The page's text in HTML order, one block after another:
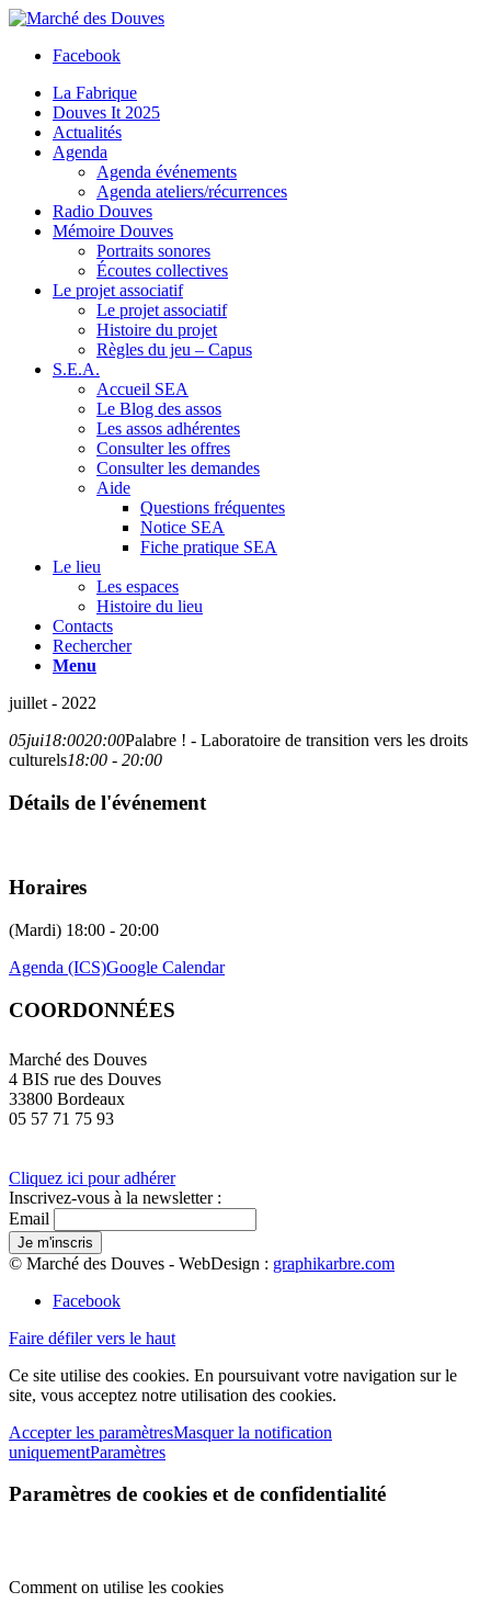
Facebook
La Fabrique
Douves It 2025
Actualités
Agenda
Agenda événements
Agenda ateliers/récurrences
Radio Douves
Mémoire Douves
Portraits sonores
Écoutes collectives
Le projet associatif
Le projet associatif
Histoire du projet
Règles du jeu – Capus
S.E.A.
Accueil SEA
Le Blog des assos
Les assos adhérentes
Consulter les offres
Consulter les demandes
Aide
Questions fréquentes
Notice SEA
Fiche pratique SEA
Le lieu
Les espaces
Histoire du lieu
Contacts
Rechercher
Menu
juillet - 2022
05jui18:0020:00Palabre ! - Laboratoire de transition vers les droits
culturels18:00 - 20:00
Détails de l'événement
Horaires
(Mardi) 18:00 - 20:00
Agenda (ICS)Google Calendar
COORDONNÉES
Marché des Douves
4 BIS rue des Douves
33800 Bordeaux
05 57 71 75 93
Cliquez ici pour adhérer
Inscrivez-vous à la newsletter :
Email
© Marché des Douves - WebDesign : graphikarbre.com
Facebook
Faire défiler vers le haut
Ce site utilise des cookies. En poursuivant votre navigation sur le
site, vous acceptez notre utilisation des cookies.
Accepter les paramètresMasquer la notification
uniquementParamètres
Paramètres de cookies et de confidentialité
Comment on utilise les cookies